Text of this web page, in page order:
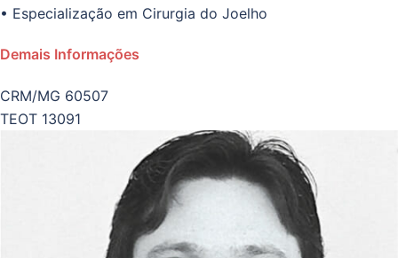
• Especialização em Cirurgia do Joelho
Demais Informações
CRM/MG 60507
TEOT 13091